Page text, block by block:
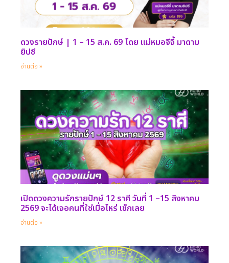
ดวงรายปักษ์ | 1 – 15 ส.ค. 69 โดย แม่หมอจีจี้ มาดาม
ยิปซี
อ่านต่อ »
เปิดดวงความรักรายปักษ์ 12 ราศี วันที่ 1 –15 สิงหาคม
2569 จะได้เจอคนที่ใช่เมื่อไหร่ เช็กเลย
อ่านต่อ »